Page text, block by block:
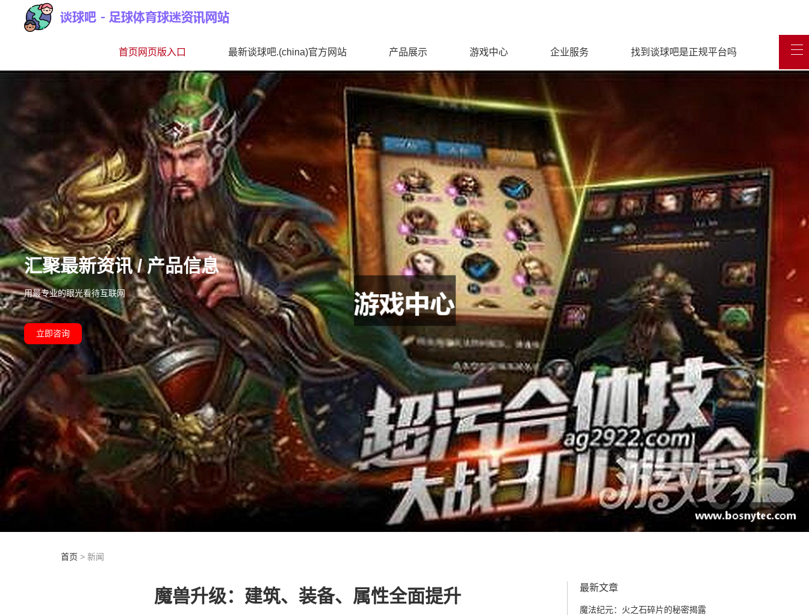
首页网页版入口 最新谈球吧.(china)官方网站 产品展示 游戏中心 企业服务 找到谈球吧是正规平台吗
汇聚最新资讯 / 产品信息
用最专业的眼光看待互联网
立即咨询
首页 > 新闻
魔兽升级：建筑、装备、属性全面提升 最新文章
魔法纪元：火之石碎片的秘密揭露